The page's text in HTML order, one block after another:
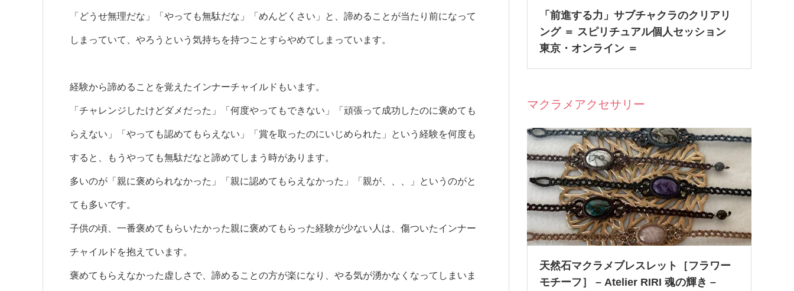
「どうせ無理だな」「やっても無駄だな」「めんどくさい」と、諦めることが当たり前になって
しまっていて、やろうという気持ちを持つことすらやめてしまっています。
経験から諦めることを覚えたインナーチャイルドもいます。
「チャレンジしたけどダメだった」「何度やってもできない」「頑張って成功したのに褒めても
らえない」「やっても認めてもらえない」「賞を取ったのにいじめられた」という経験を何度も
すると、もうやっても無駄だなと諦めてしまう時があります。
多いのが「親に褒められなかった」「親に認めてもらえなかった」「親が、、、」というのがと
ても多いです。
子供の頃、一番褒めてもらいたかった親に褒めてもらった経験が少ない人は、傷ついたインナー
チャイルドを抱えています。
褒めてもらえなかった虚しさで、諦めることの方が楽になり、やる気が湧かなくなってしまいま
「前進する力」サブチャクラのクリアリ
ング ＝ スピリチュアル個人セッション
東京・オンライン ＝
マクラメアクセサリー
天然石マクラメブレスレット［フラワー
モチーフ］ – Atelier RIRI 魂の輝き –